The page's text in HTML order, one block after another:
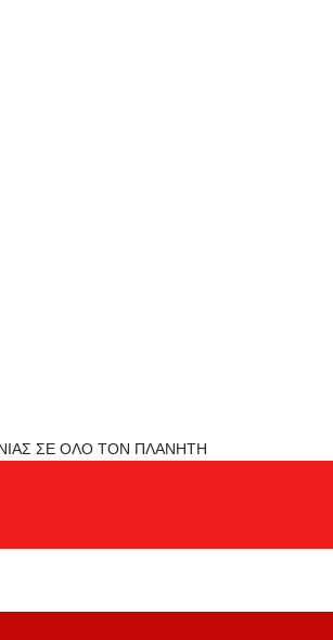
ΣΕ ΟΛΟ ΤΟΝ ΠΛΑΝΗΤΗ